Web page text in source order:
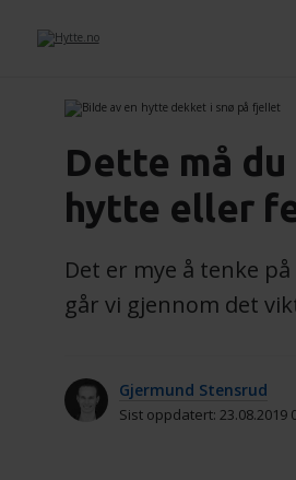
Dette må du
hytte eller
Det er mye å tenke
går vi gjennom det
Gjermund Stensrud
Sist oppdatert: 23.08.2019